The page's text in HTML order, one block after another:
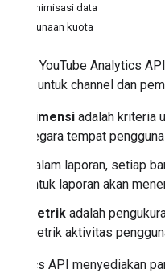
Anonimisasi data
Penggunaan kuota
Dengan YouTube Analytics
laporan untuk channel dan
Dimensi adalah kriteria
negara tempat
Dalam laporan, setiap
untuk laporan akan
Metrik adalah
Metrik aktivitas
Analytics API menyediakan